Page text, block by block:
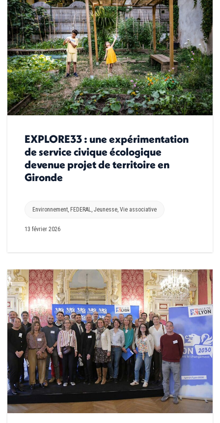
EXPLORE33 : une expérimentation
de service civique écologique
devenue projet de territoire en
Gironde
Environnement, FEDERAL, Jeunesse, Vie associative
13 février 2026